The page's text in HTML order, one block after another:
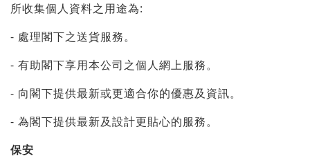
所收集個人資料之用途為:
- 處理閣下之送貨服務。
- 有助閣下享用本公司之個人網上服務。
- 向閣下提供最新或更適合你的優惠及資訊。
- 為閣下提供最新及設計更貼心的服務。
保安